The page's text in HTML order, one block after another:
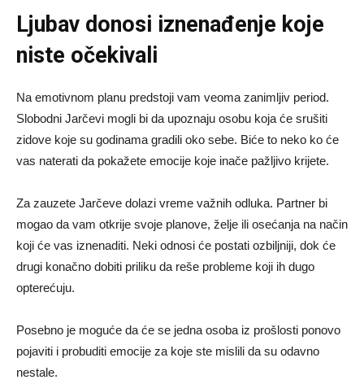
Ljubav donosi iznenađenje koje
niste očekivali
Na emotivnom planu predstoji vam veoma zanimljiv period.
Slobodni Jarčevi mogli bi da upoznaju osobu koja će srušiti
zidove koje su godinama gradili oko sebe. Biće to neko ko će
vas naterati da pokažete emocije koje inače pažljivo krijete.
Za zauzete Jarčeve dolazi vreme važnih odluka. Partner bi
mogao da vam otkrije svoje planove, želje ili osećanja na način
koji će vas iznenaditi. Neki odnosi će postati ozbiljniji, dok će
drugi konačno dobiti priliku da reše probleme koji ih dugo
opterećuju.
Posebno je moguće da će se jedna osoba iz prošlosti ponovo
pojaviti i probuditi emocije za koje ste mislili da su odavno
nestale.